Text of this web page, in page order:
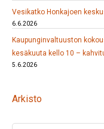
Vesikatko Honkajoen
6.6.2026
Kaupunginvaltuuston
kesäkuuta kello 10 –
5.6.2026
Arkisto